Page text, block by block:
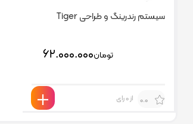
سیستم رندرینگ و طراحی Tiger
تومان۶۲.۰۰۰.۰۰۰
0.0 از 0 رای